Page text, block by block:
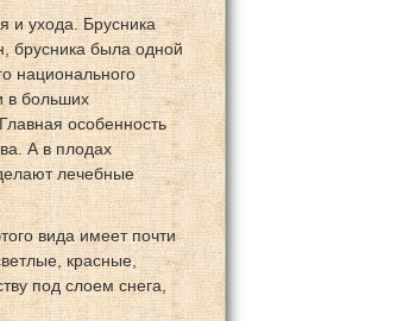
и ухода. Брусника
брусника была одной
национального
в больших
особенность
А в плодах
лечебные
вида имеет почти
красные,
под слоем снега,